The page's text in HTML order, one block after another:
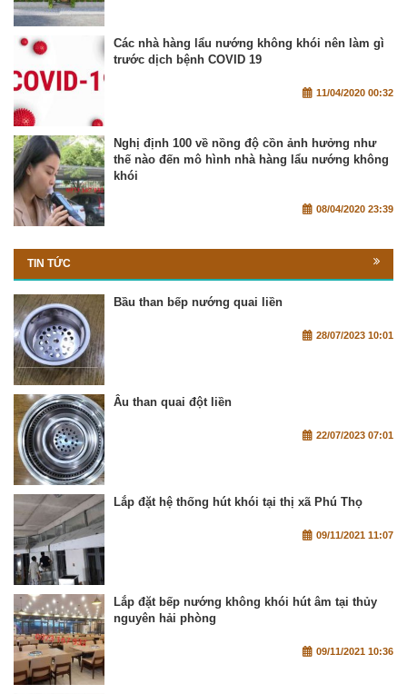
Các nhà hàng lẩu nướng không khói nên làm gì
trước dịch bệnh COVID 19
11/04/2020 00:32
Nghị định 100 về nồng độ cồn ảnh hưởng như
thế nào đến mô hình nhà hàng lẩu nướng không
khói
08/04/2020 23:39
TIN TỨC
Bầu than bếp nướng quai liền
28/07/2023 10:01
Âu than quai đột liền
22/07/2023 07:01
Lắp đặt hệ thống hút khói tại thị xã Phú Thọ
09/11/2021 11:07
Lắp đặt bếp nướng không khói hút âm tại thủy
nguyên hải phòng
09/11/2021 10:36